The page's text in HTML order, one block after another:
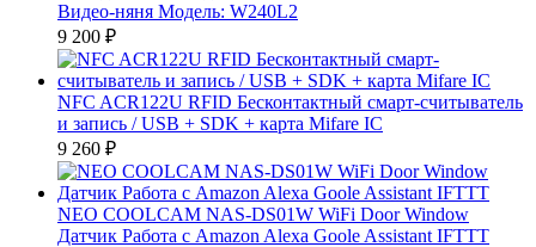
Видео-няня Модель: W240L2
9 200 ₽
NFC ACR122U RFID Бесконтактный смарт-считыватель
и запись / USB + SDK + карта Mifare IC
9 260 ₽
NEO COOLCAM NAS-DS01W WiFi Door Window
Датчик Работа с Amazon Alexa Goole Assistant IFTTT